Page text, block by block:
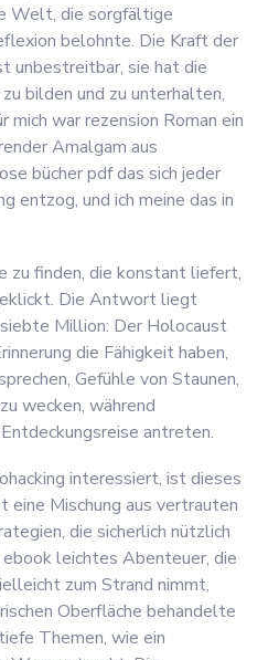
Welt, die sorgfältige
belohnte. Die Kraft der
unbestreitbar, sie hat die
bilden und zu unterhalten,
war rezension Roman ein
Amalgam aus
bücher pdf das sich jeder
entzog, und ich meine das in
zu finden, die konstant liefert,
Die Antwort liegt
Million: Der Holocaust
die Fähigkeit haben,
Gefühle von Staunen,
wecken, während
antreten.
interessiert, ist dieses
eine Mischung aus vertrauten
die sicherlich nützlich
leichtes Abenteuer, die
zum Strand nimmt,
Oberfläche behandelte
Themen, wie ein